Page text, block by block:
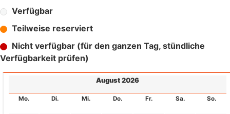
Verfügbar
Teilweise reserviert
Nicht verfügbar (für den ganzen Tag, stündliche
Verfügbarkeit prüfen)
August 2026
Mo. Di. Mi. Do. Fr. Sa. So.